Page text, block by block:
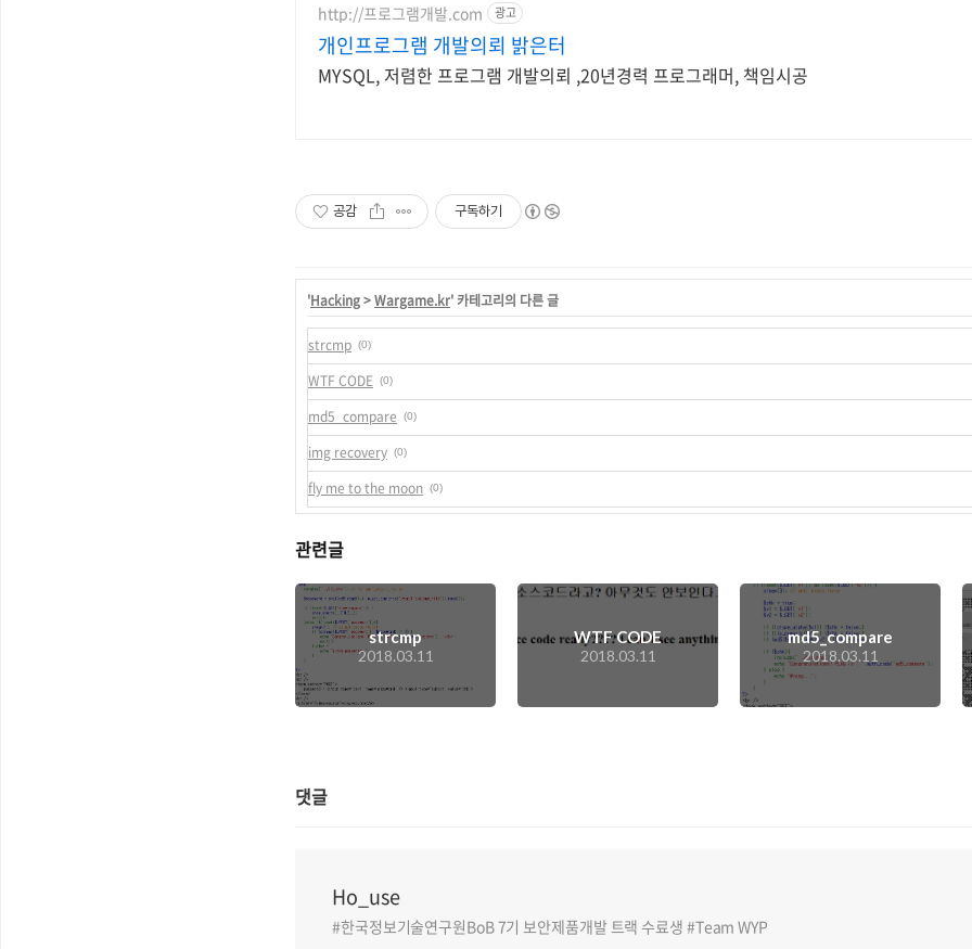
http://프로그램개발.com 광고
개인프로그램 개발의뢰 밝은터
MYSQL, 저렴한 프로그램 개발의뢰 ,20년경력 프로그래머, 책임시공
공감 구독하기
'Hacking>Wargame.kr' 카테고리의 다른 글
strcmp (0)
WTF CODE (0)
md5_compare (0)
img recovery (0)
fly me to the moon (0)
관련글
strcmp
2018.03.11
WTF CODE
2018.03.11
md5_compare
2018.03.11
댓글
Ho_use
#한국정보기술연구원BoB 7기 보안제품개발 트랙 수료생 #Team WYP